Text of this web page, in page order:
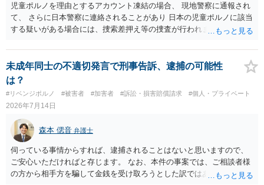
児童ポルノを理由とするアカウント凍結の場合、 現地警察に通報され
て、 さらに日本警察に連絡されることがあり 日本の児童ポルノに該当
する疑いがある場合には、捜索差押え等の捜査が行われます。 実際に
ください。
未成年同士の不適切発言で刑事告訴、逮捕の可能性
は？
#リベンジポルノ #被害者 #加害者 #訴訟・損害賠償請求 #個人・プライベート
2026年7月14日
森本 偲音 弁護士
伺っている事情からすれば、逮捕されることはないと思いますので、
ご安心いただければと存じます。 なお、本件の事案では、ご相談者様
の方から相手方を騙して金銭を受け取ろうとした訳ではありませんの